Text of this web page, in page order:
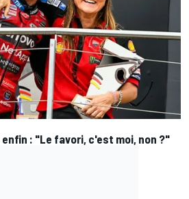
enfin : "Le favori, c'est moi, non ?"